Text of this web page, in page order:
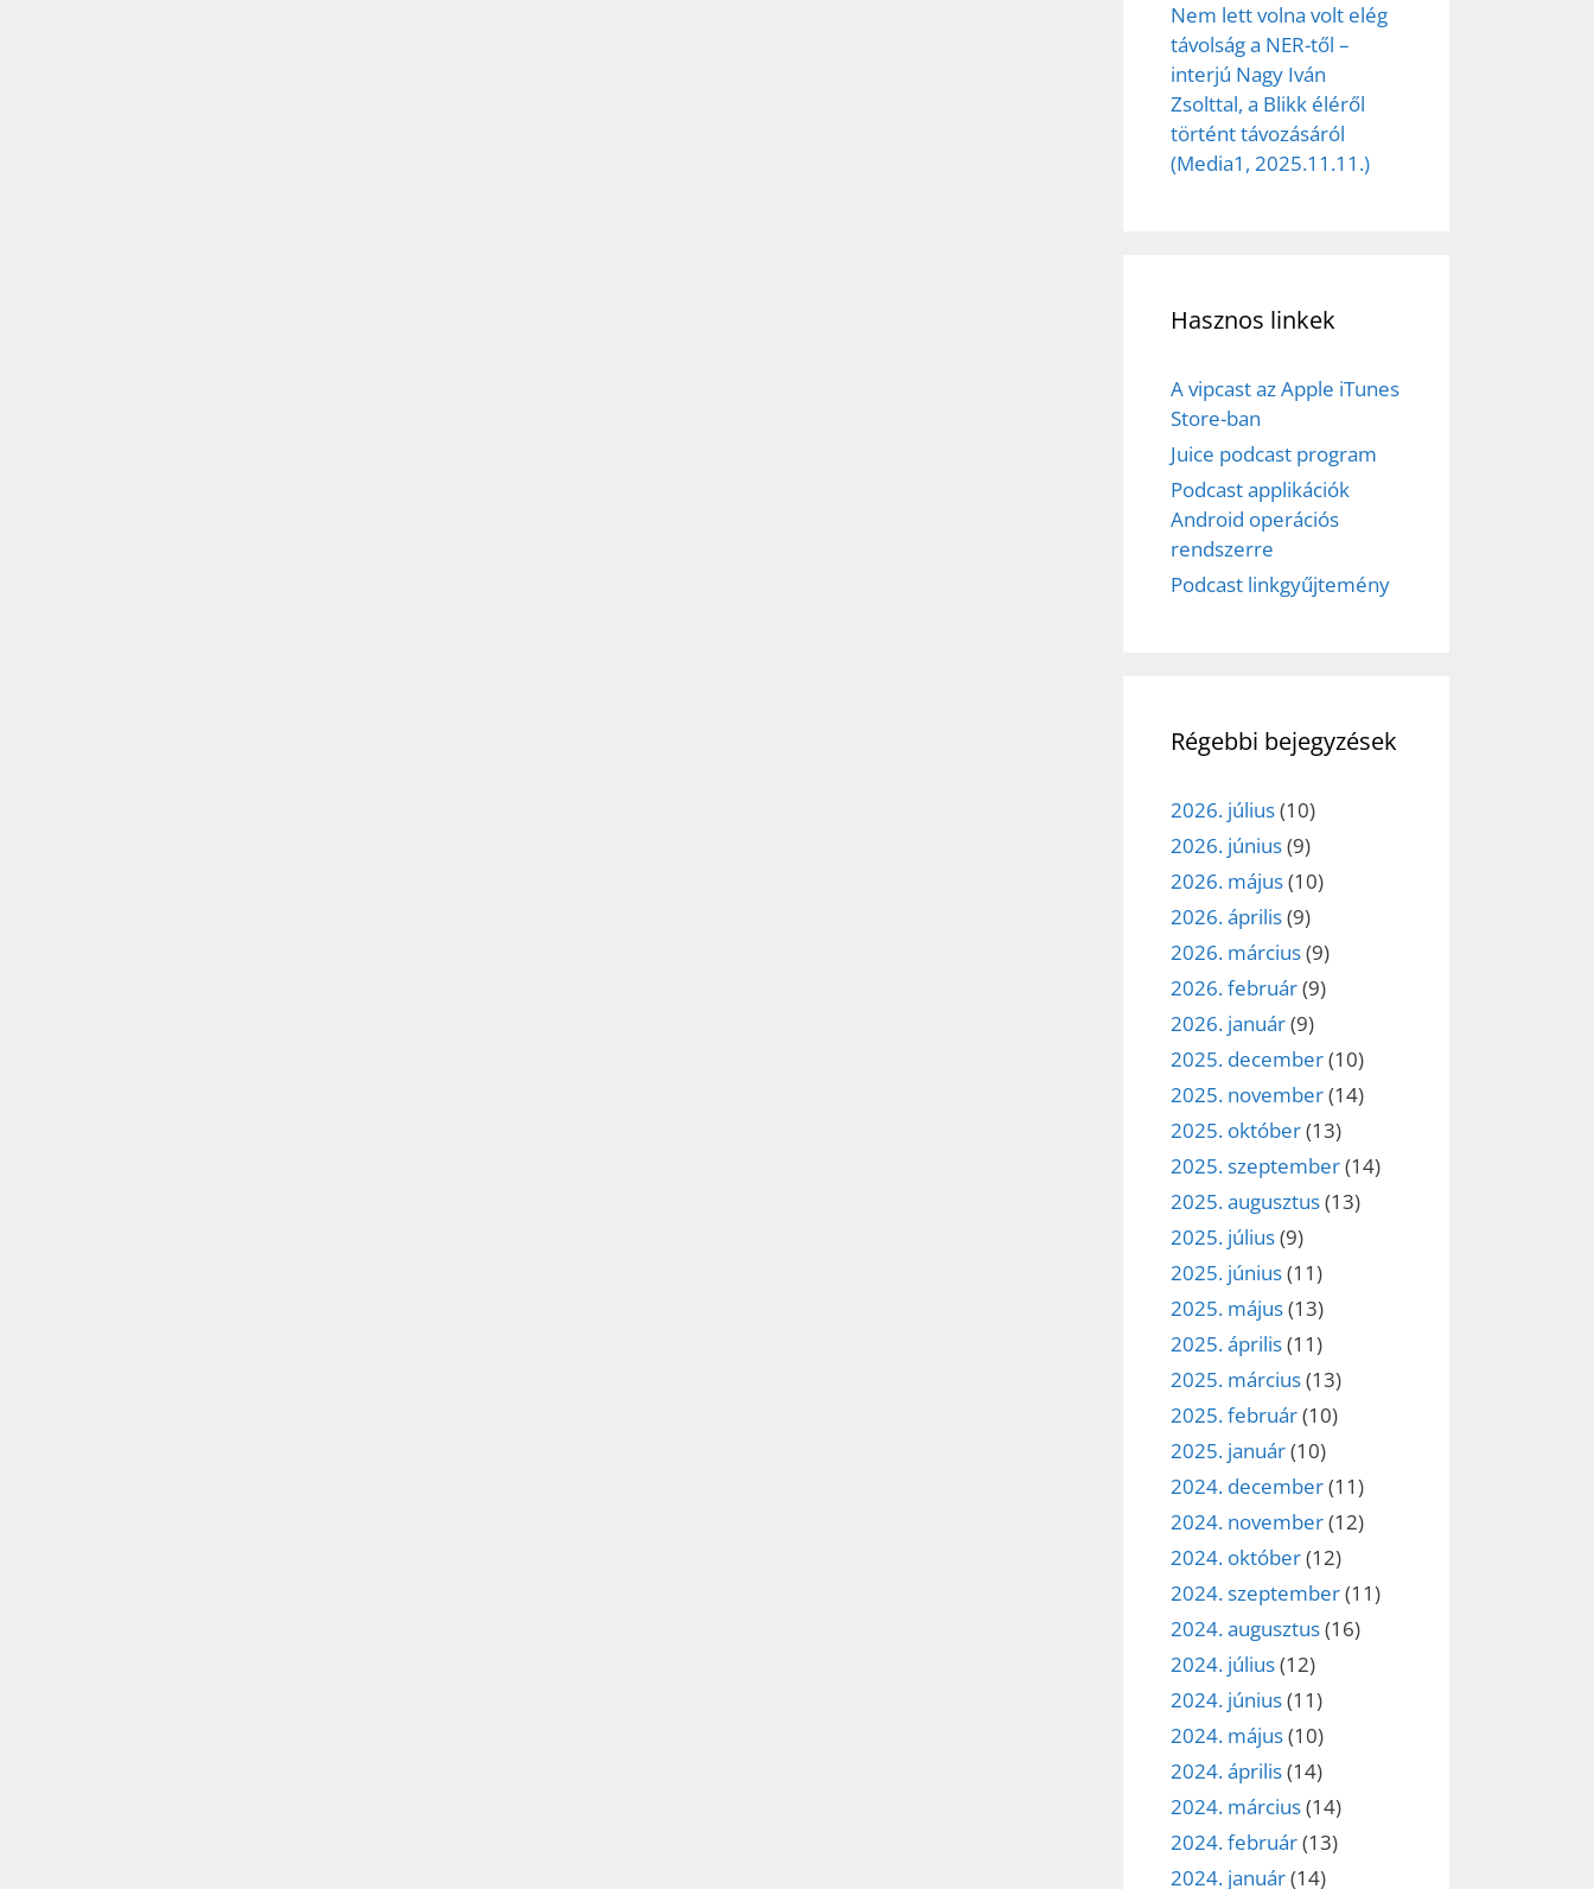
Nem lett volna volt elég
távolság a NER-től –
interjú Nagy Iván
Zsolttal, a Blikk éléről
történt távozásáról
(Media1, 2025.11.11.)
Hasznos linkek
A vipcast az Apple iTunes
Store-ban
Juice podcast program
Podcast applikációk
Android operációs
rendszerre
Podcast linkgyűjtemény
Régebbi bejegyzések
2026. július(10)
2026. június(9)
2026. május(10)
2026. április(9)
2026. március(9)
2026. február(9)
2026. január(9)
2025. december(10)
2025. november(14)
2025. október(13)
2025. szeptember(14)
2025. augusztus(13)
2025. július(9)
2025. június(11)
2025. május(13)
2025. április(11)
2025. március(13)
2025. február(10)
2025. január(10)
2024. december(11)
2024. november(12)
2024. október(12)
2024. szeptember(11)
2024. augusztus(16)
2024. július(12)
2024. június(11)
2024. május(10)
2024. április(14)
2024. március(14)
2024. február(13)
2024. január(14)